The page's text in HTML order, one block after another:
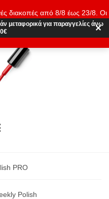
διακοπές από 8/8 έως 23/8. Οι
από 24/8. Καλό καλοκαίρι!
μεταφορικά για παραγγελίες άνω
✕
PRO
Polish